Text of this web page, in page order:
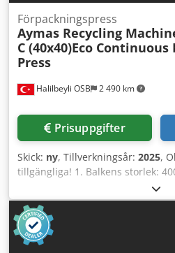
Halilbeyli OSB 2 490 km
Förpackningspress
Aymas Recycling
C (40x40)Eco Continuous
Press
Prisuppgifter
Skick: ny, Tillverkningsår: 2025,
tillgängliga! 1. Balkens storlek:
Pressboxens mått (B x L x H):
mm 3. Mått på
x 1850 mm x 500 mm 4.
mm x 1600 mm 5. Kapacitet: 3–4
13–15 ton/timme (koppar), 9–10